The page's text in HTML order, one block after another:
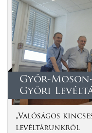
Győr-
Győri
„Valóságos
levéltárunkról